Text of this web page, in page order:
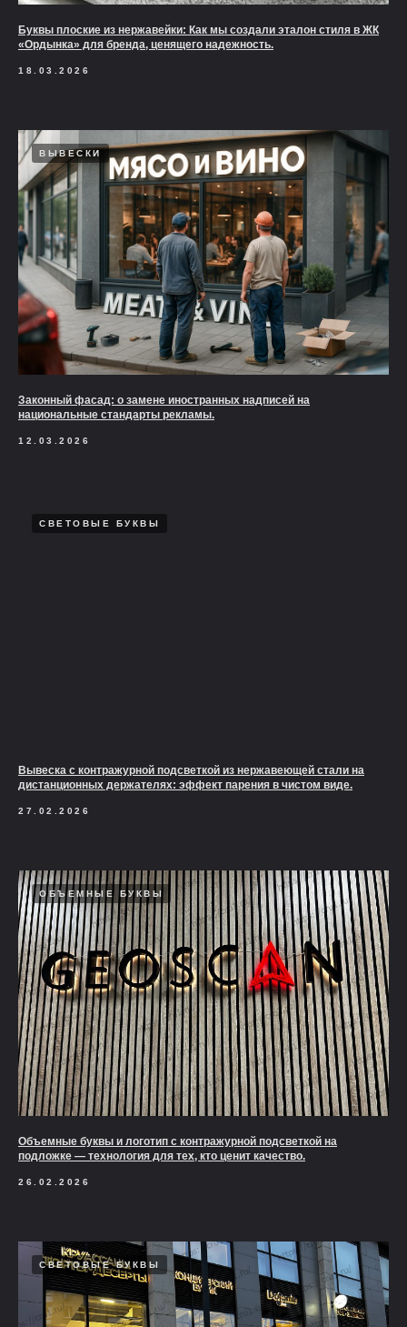
Буквы плоские из нержавейки: Как мы создали эталон стиля в ЖК
«Ордынка» для бренда, ценящего надежность.
18.03.2026
ВЫВЕСКИ
Законный фасад: о замене иностранных надписей на
национальные стандарты рекламы.
12.03.2026
СВЕТОВЫЕ БУКВЫ
Вывеска с контражурной подсветкой из нержавеющей стали на
дистанционных держателях: эффект парения в чистом виде.
27.02.2026
ОБЪЕМНЫЕ БУКВЫ
Объемные буквы и логотип с контражурной подсветкой на
подложке — технология для тех, кто ценит качество.
26.02.2026
СВЕТОВЫЕ БУКВЫ